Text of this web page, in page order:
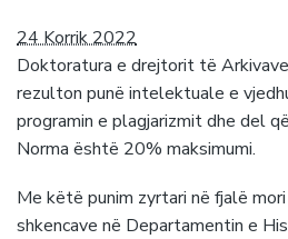
24 Korrik 2022
Doktoratura e drejtorit të
rezulton punë intelektuale e
programin e plagjarizmit dhe del
Norma është 20% maksimumi.
Me këtë punim zyrtari në fjalë
shkencave në Departamentin e